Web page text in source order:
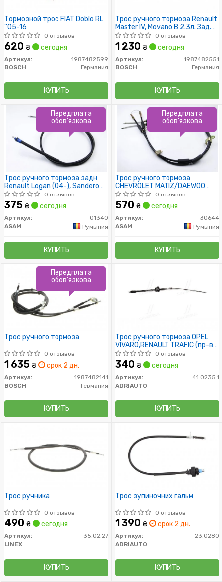
Тормозной трос FIAT Doblo RL
''05-16
0 отзывов
620 ₴ сегодня
Артикул:
1987482599
BOSCH
Германия
КУПИТЬ
Трос ручного тормоза Renault
Master IV, Movano B 2.3л. Зад.
прав./лев. (пр-во BOSCH)
0 отзывов
1 230 ₴ сегодня
Артикул:
1987482551
BOSCH
Германия
КУПИТЬ
Трос ручного тормоза задн
Renault Logan (04-), Sandero
(08-) (1680 мм) (01340) Asam
0 отзывов
375 ₴ сегодня
Артикул:
01340
ASAM
Румыния
КУПИТЬ
Передплата
обов'язкова
Трос ручного тормоза
CHEVROLET MATIZ/DAEWOO
MATIZ 0.8-1.0LPG 98-
(2825mm)
0 отзывов
570 ₴ сегодня
Артикул:
30644
ASAM
Румыния
КУПИТЬ
Передплата
обов'язкова
Трос ручного тормоза
0 отзывов
1 635 ₴ срок 2 дн.
Артикул:
1987482141
BOSCH
Германия
КУПИТЬ
Передплата
обов'язкова
Трос ручного тормоза OPEL
VIVARO,RENAULT TRAFIC (пр-во
Adriauto)
0 отзывов
340 ₴ сегодня
Артикул:
41.0235.1
ADRIAUTO
КУПИТЬ
Трос ручника
0 отзывов
490 ₴ сегодня
Артикул:
35.02.27
LINEX
КУПИТЬ
Трос зупиночних гальм
0 отзывов
1 390 ₴ срок 2 дн.
Артикул:
23.0280
ADRIAUTO
КУПИТЬ